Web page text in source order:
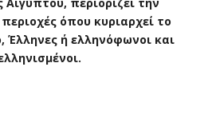
όπου κυριαρχεί το
Έλληνες ή ελληνόφωνοι και